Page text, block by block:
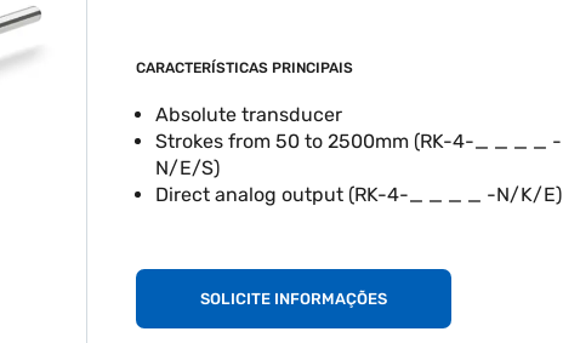
CARACTERÍSTICAS PRINCIPAIS
Absolute transducer
Strokes from 50 to 2500mm (RK-4-_ _ _ _ -
N/E/S)
Direct analog output (RK-4-_ _ _ _ -N/K/E)
SOLICITE INFORMAÇÕES